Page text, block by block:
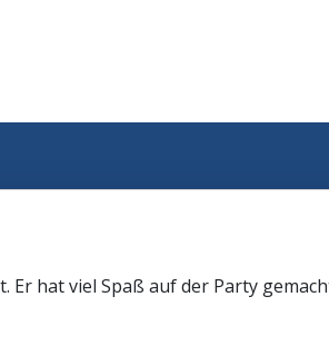
hat viel Spaß auf der Party